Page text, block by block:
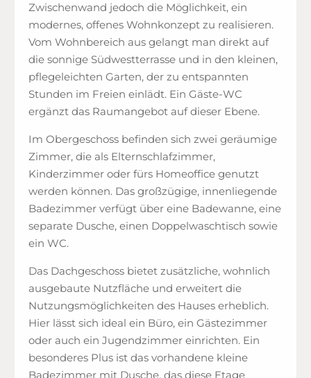
Zwischenwand jedoch die Möglichkeit, ein
modernes, offenes Wohnkonzept zu realisieren.
Vom Wohnbereich aus gelangt man direkt auf
die sonnige Südwestterrasse und in den kleinen,
pflegeleichten Garten, der zu entspannten
Stunden im Freien einlädt. Ein Gäste-WC
ergänzt das Raumangebot auf dieser Ebene.
Im Obergeschoss befinden sich zwei geräumige
Zimmer, die als Elternschlafzimmer,
Kinderzimmer oder fürs Homeoffice genutzt
werden können. Das großzügige, innenliegende
Badezimmer verfügt über eine Badewanne, eine
separate Dusche, einen Doppelwaschtisch sowie
ein WC.
Das Dachgeschoss bietet zusätzliche, wohnlich
ausgebaute Nutzfläche und erweitert die
Nutzungsmöglichkeiten des Hauses erheblich.
Hier lässt sich ideal ein Büro, ein Gästezimmer
oder auch ein Jugendzimmer einrichten. Ein
besonderes Plus ist das vorhandene kleine
Badezimmer mit Dusche, das diese Etage